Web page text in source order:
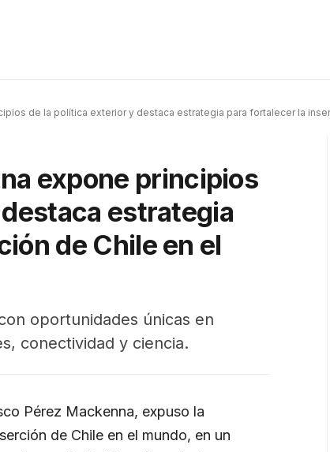
de la política exterior y destaca estrategia para fortalecer la
expone principios
estrategia
de Chile en el
oportunidades únicas en
conectividad y ciencia.
Pérez Mackenna, expuso la
de Chile en el mundo, en un